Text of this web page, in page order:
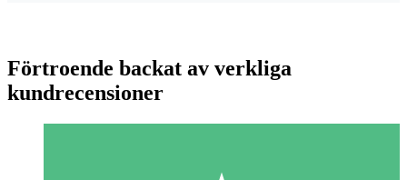
Förtroende backat av verkliga
kundrecensioner